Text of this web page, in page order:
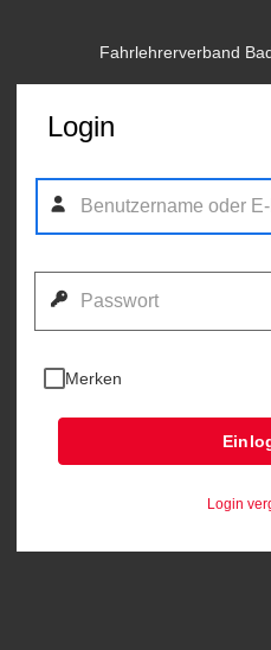
Fahrlehrerverband
Login
Merken
Login